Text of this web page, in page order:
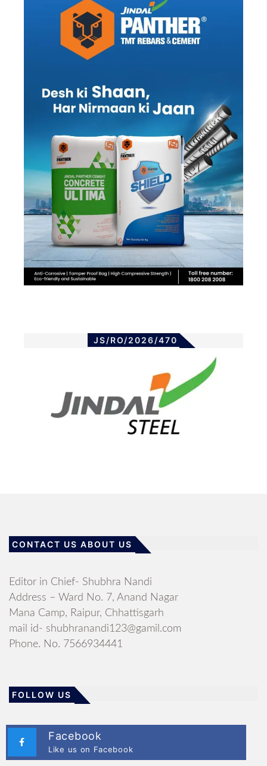
JS/RO/2026/470
CONTACT US ABOUT US
Editor in Chief- Shubhra Nandi
Address – Ward No. 7, Anand Nagar
Mana Camp, Raipur, Chhattisgarh
mail id- shubhranandi123@gamil.com
Phone. No. 7566934441
FOLLOW US
Facebook
Like us on Facebook